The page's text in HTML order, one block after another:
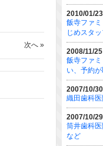
次へ »
2010/01/23
飯寺ファ
じめスタ
2008/11/25
飯寺ファ
い、予約
2007/10/30
織田歯科
2007/10/29
筒井歯科
など